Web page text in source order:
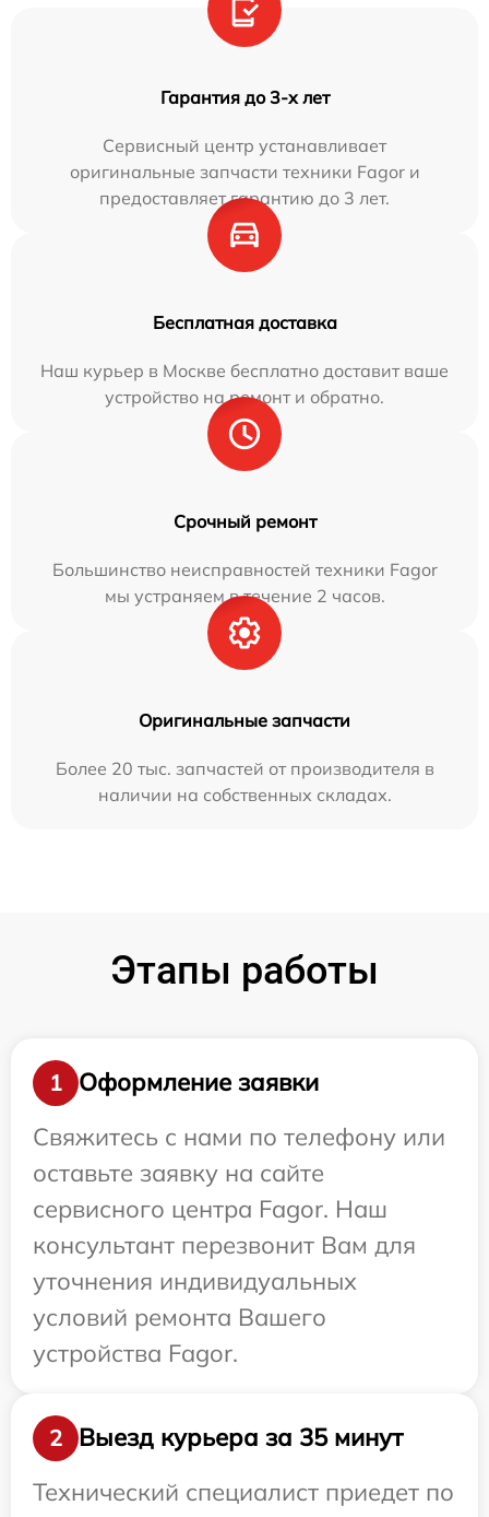
Гарантия до 3-х лет
Сервисный центр устанавливает
оригинальные запчасти техники Fagor и
предоставляет гарантию до 3 лет.
Бесплатная доставка
Наш курьер в Москве бесплатно доставит ваше
устройство на ремонт и обратно.
Срочный ремонт
Большинство неисправностей техники Fagor
мы устраняем в течение 2 часов.
Оригинальные запчасти
Более 20 тыс. запчастей от производителя в
наличии на собственных складах.
Этапы работы
1
Оформление заявки
Свяжитесь с нами по телефону или
оставьте заявку на сайте
сервисного центра Fagor. Наш
консультант перезвонит Вам для
уточнения индивидуальных
условий ремонта Вашего
устройства Fagor.
2
Выезд курьера за 35 минут
Технический специалист приедет по